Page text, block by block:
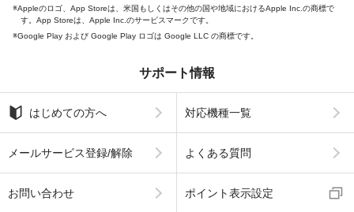
Appleのロゴ、App Storeは、米国もしくはその他の国や地域におけるApple Inc.の商標で
す。App Storeは、Apple Inc.のサービスマークです。
Google Play および Google Play ロゴは Google LLC の商標です。
サポート情報
はじめての方へ 対応機種一覧
メールサービス登録/解除 よくある質問
お問い合わせ ポイント表示設定